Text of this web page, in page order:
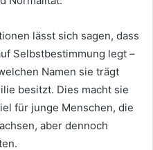
lässt sich sagen, dass
Selbstbestimmung legt –
Namen sie trägt
besitzt. Dies macht sie
für junge Menschen, die
aber dennoch